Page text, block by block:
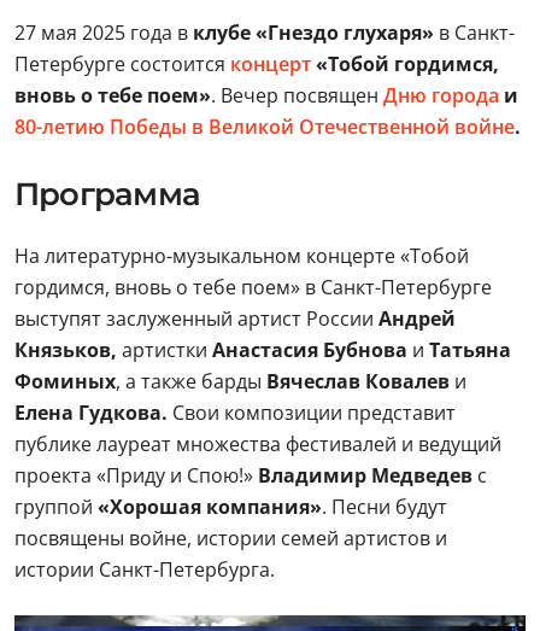
27 мая 2025 года в клубе «Гнездо глухаря» в Санкт-
Петербурге состоится концерт«Тобой гордимся,
вновь о тебе поем». Вечер посвящен Дню города и
80-летию Победы в Великой Отечественной войне.
Программа
На литературно-музыкальном концерте «Тобой
гордимся, вновь о тебе поем» в Санкт-Петербурге
выступят заслуженный артист России Андрей
Князьков, артистки Анастасия Бубнова и Татьяна
Фоминых, а также барды Вячеслав Ковалев и
Елена Гудкова. Свои композиции представит
публике лауреат множества фестивалей и ведущий
проекта «Приду и Спою!» Владимир Медведев с
группой «Хорошая компания». Песни будут
посвящены войне, истории семей артистов и
истории Санкт-Петербурга.